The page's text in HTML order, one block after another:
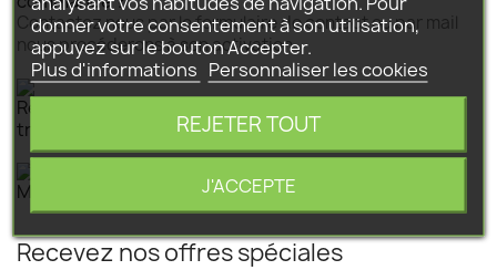
Contactez nous par le formulaire de contact ou par mail
nous procéderons à son activation .
Retrait dans nos magasins gratuit ou livraison par
transporteur en France Continentale (payant) .
Mode de Paiement par Carte Bancaire ou virement .
Recevez nos offres spéciales
donner votre consentement à son utilisation,
appuyez sur le bouton Accepter.
Plus d'informations Personnaliser les cookies
REJETER TOUT
J'ACCEPTE